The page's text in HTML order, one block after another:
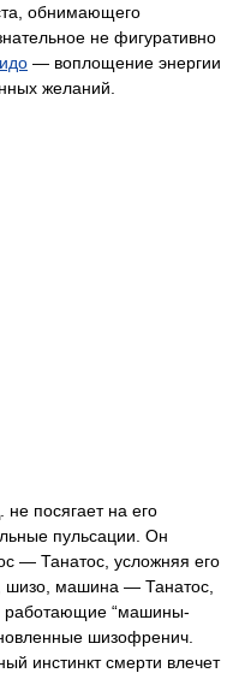
обнимающего
не фигуративно
— воплощение энергии
желаний.
посягает на его
пульсации. Он
— Танатос, усложняя его
шизо, машина — Танатос,
работающие “машины-
шизофренич.
инстинкт смерти влечет